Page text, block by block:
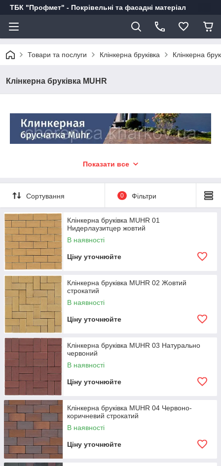
ТБК "Профмет" - Покрівельні та фасадні матеріал
Товари та послуги Клінкерна бруківка Клінкерна
Клінкерна бруківка MUHR
Клінкерна бруківка Muhr– яскравий приклад якісного і
Виготовляється бруківка в Німеччині на сучасному
обладнанні з використанням інноваційних технологій, у
відповідності з усіма європейськими нормами і стандартами.
Клінкерна бруківка Muhr не містить штучних добавок – всі
компоненти виключно натуральні, безпечні для людського
організму, не шкодять нашому здоров'ю.
Знайшла своє застосування клінкерна бруківка Muhr, як в
оформленні приватних володінь, так і в громадських місцях,
при ресторанних територіях.
Брущаткою з клінкеру оформляють:
тротуарні доріжки;
садові доріжки;
територію біля будинку;
паркувальні місця;
відкриті тераси в ресторанах і готелях.
Показати все
Сортування 0 Фільтри
Клінкерна бруківка MUHR 01
Нидерлаузитцер жовтий
В наявності
Ціну уточнюйте
Клінкерна бруківка MUHR 02 Жовтий
строкатий
В наявності
Ціну уточнюйте
Клінкерна бруківка MUHR 03 Натурально
червоний
В наявності
Ціну уточнюйте
Клінкерна бруківка MUHR 04 Червоно-
коричневий строкатий
В наявності
Ціну уточнюйте